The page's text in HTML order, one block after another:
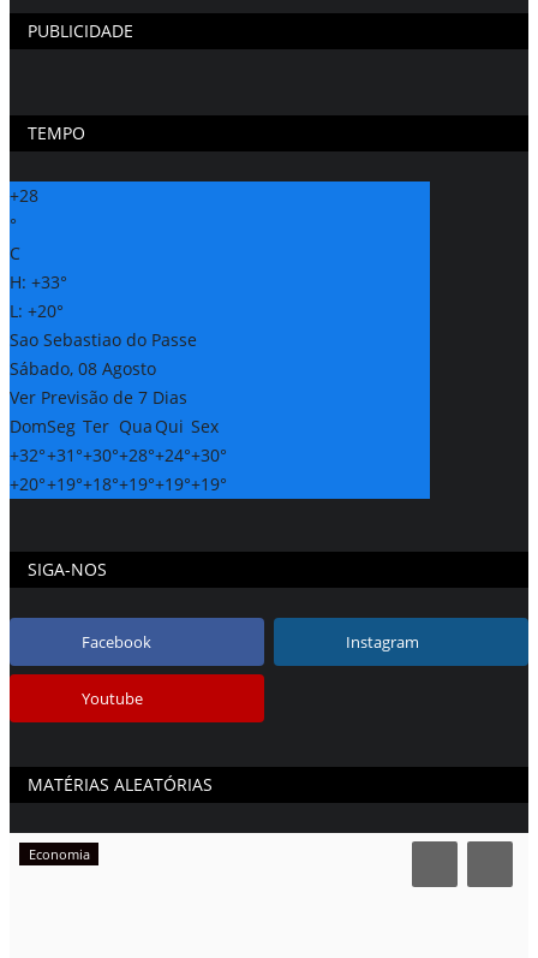
PUBLICIDADE
TEMPO
+28
°
C
H: +33°
L: +20°
Sao Sebastiao do Passe
Sábado, 08 Agosto
Ver Previsão de 7 Dias
DomSeg Ter Qua Qui Sex
+32°+31°+30°+28°+24°+30°
+20°+19°+18°+19°+19°+19°
SIGA-NOS
Facebook Instagram
Youtube
MATÉRIAS ALEATÓRIAS
Economia